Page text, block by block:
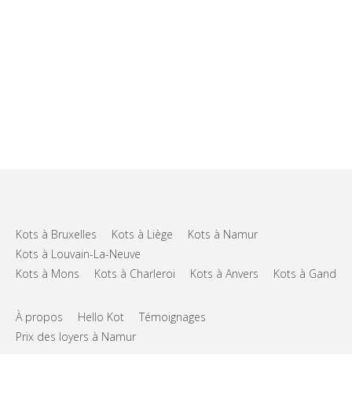
Kots à Bruxelles Kots à Liège
Kots à Namur
Kots à Louvain-La-Neuve
Kots à Mons
Kots à Charleroi Kots à Anvers Kots à Gand
À propos Hello Kot
Témoignages
Prix des loyers à Namur